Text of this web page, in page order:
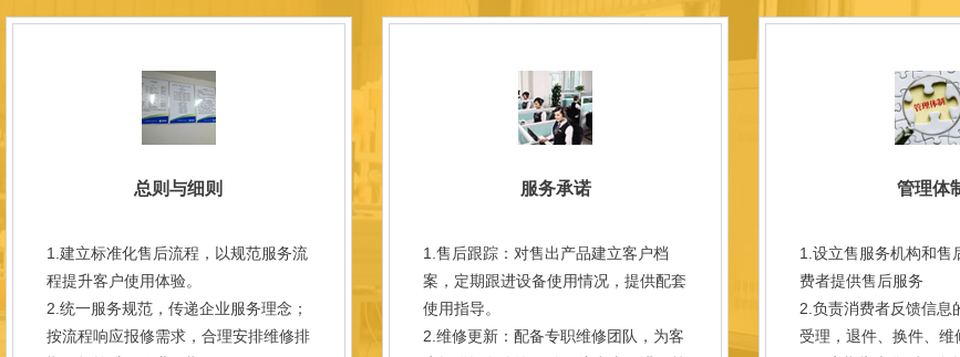
以质量创品牌，以品牌创市场的战略发展，实现科学化管理，我们以质量保证，服务完善，信誉良好的原则。 热诚欢迎
总则与细则
1.建立标准化售后流程，以规范服务流
程提升客户使用体验。
2.统一服务规范，传递企业服务理念；
按流程响应报修需求，合理安排维修排
服务承诺
1.售后跟踪：对售出产品建立客户档
案，定期跟进设备使用情况，提供配套
使用指导。
2.维修更新：配备专职维修团队，为客
管理体
1.设立售服务机构和售
费者提供售后服务
2.负责消费者反馈信息
受理，退件、换件、维